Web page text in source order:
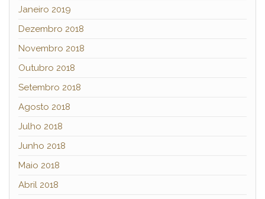
Janeiro 2019
Dezembro 2018
Novembro 2018
Outubro 2018
Setembro 2018
Agosto 2018
Julho 2018
Junho 2018
Maio 2018
Abril 2018